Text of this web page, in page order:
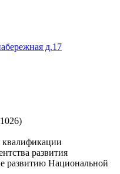
д.17
квалификации
развития
развитию Национальной